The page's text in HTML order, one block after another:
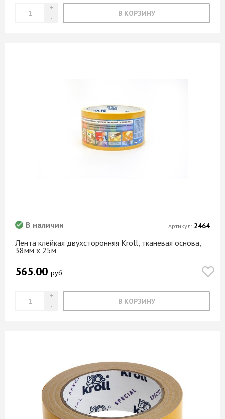
В КОРЗИНУ
Лента клейкая двухсторонняя Kroll, тканевая основа,
38мм х 25м
В наличии
565.00 руб.
В КОРЗИНУ
Артикул: 2464